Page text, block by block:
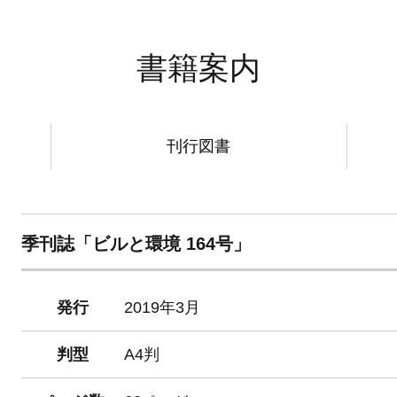
書籍案内
刊行図書
季刊誌「ビルと環境 164号」
発行 2019年3月
判型 A4判